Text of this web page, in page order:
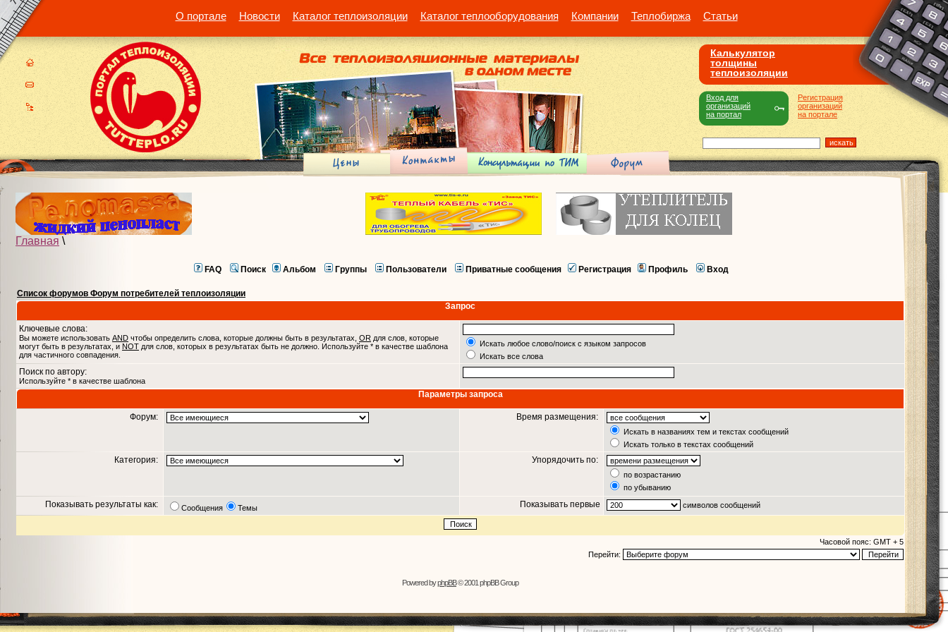
О портале Новости Каталог теплоизоляции Каталог теплооборудования Компании Теплобиржа Статьи
Калькулятор
толщины
теплоизоляции
Регистрация
организаций
на портале
Вход для
организаций
на портал
Главная \
FAQ Поиск Альбом Группы Пользователи Приватные сообщения Регистрация Профиль Вход
Список форумов Форум потребителей теплоизоляции
Запрос
Ключевые слова:
Вы можете использовать AND чтобы определить слова, которые должны быть в результатах, OR для слов, которые
могут быть в результатах, и NOT для слов, которых в результатах быть не должно. Используйте * в качестве шаблона
для частичного совпадения.
Искать любое слово/поиск с языком запросов
Искать все слова
Поиск по автору:
Используйте * в качестве шаблона
Параметры запроса
Форум: Время размещения:
Искать в названиях тем и текстах сообщений
Искать только в текстах сообщений
Категория: Упорядочить по:
по возрастанию
по убыванию
Показывать результаты как: Сообщения Темы Показывать первые символов сообщений
Часовой пояс: GMT + 5
Перейти:
Powered byphpBB© 2001 phpBB Group